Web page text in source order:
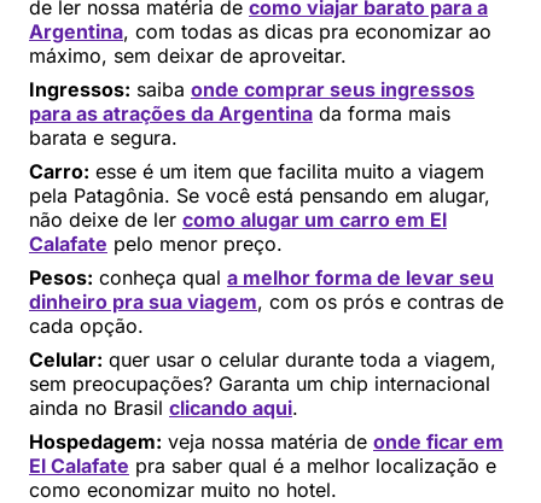
de ler nossa matéria de como viajar barato para a
Argentina, com todas as dicas pra economizar ao
máximo, sem deixar de aproveitar.
Ingressos: saiba onde comprar seus ingressos
para as atrações da Argentina da forma mais
barata e segura.
Carro: esse é um item que facilita muito a viagem
pela Patagônia. Se você está pensando em alugar,
não deixe de ler como alugar um carro em El
Calafate pelo menor preço.
Pesos: conheça qual a melhor forma de levar seu
dinheiro pra sua viagem, com os prós e contras de
cada opção.
Celular: quer usar o celular durante toda a viagem,
sem preocupações? Garanta um chip internacional
ainda no Brasil clicando aqui.
Hospedagem: veja nossa matéria de onde ficar em
El Calafate pra saber qual é a melhor localização e
como economizar muito no hotel.